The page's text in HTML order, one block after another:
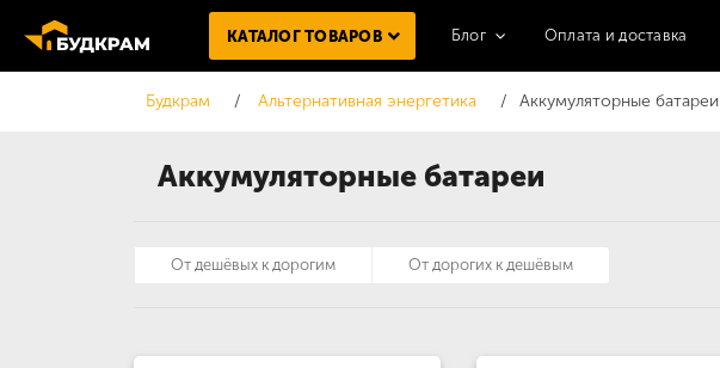
Аккумуляторные батареи
КАТАЛОГ ТОВАРОВ Блог Оплата и доставка
Будкрам Альтернативная энергетика Аккумуляторные батареи
От дешёвых к дорогим От дорогих к дешёвым